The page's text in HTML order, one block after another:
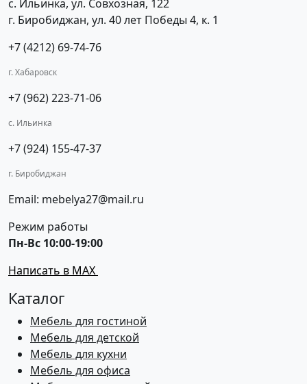
с. Ильинка, ул. Совхозная, 122
г. Биробиджан, ул. 40 лет Победы 4, к. 1
+7 (4212) 69-74-76
г. Хабаровск
+7 (962) 223-71-06
с. Ильинка
+7 (924) 155-47-37
г. Биробиджан
Email: mebelya27@mail.ru
Режим работы
Пн-Вс 10:00-19:00
Написать в MAX
Каталог
Мебель для гостиной
Мебель для детской
Мебель для кухни
Мебель для офиса